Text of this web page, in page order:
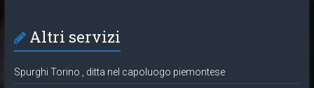
Altri servizi
Spurghi Torino , ditta nel capoluogo piemontese